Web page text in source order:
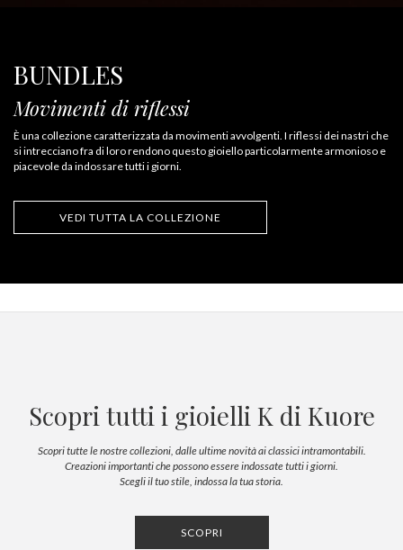
BUNDLES
Movimenti di riflessi
È una collezione caratterizzata da movimenti avvolgenti. I riflessi dei nastri che
si intrecciano fra di loro rendono questo gioiello particolarmente armonioso e
piacevole da indossare tutti i giorni.
VEDI TUTTA LA COLLEZIONE
Scopri tutti i gioielli K di Kuore
Scopri tutte le nostre collezioni, dalle ultime novità ai classici intramontabili.
Creazioni importanti che possono essere indossate tutti i giorni.
Scegli il tuo stile, indossa la tua storia.
SCOPRI